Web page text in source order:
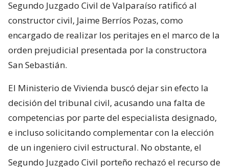
Segundo Juzgado Civil de Valparaíso ratificó al
constructor civil, Jaime Berríos Pozas, como
encargado de realizar los peritajes en el marco de la
orden prejudicial presentada por la constructora
San Sebastián.
El Ministerio de Vivienda buscó dejar sin efecto la
decisión del tribunal civil, acusando una falta de
competencias por parte del especialista designado,
e incluso solicitando complementar con la elección
de un ingeniero civil estructural. No obstante, el
Segundo Juzgado Civil porteño rechazó el recurso de